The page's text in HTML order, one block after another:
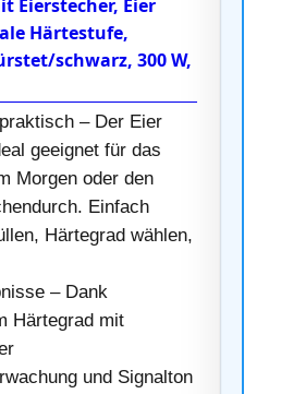
Eierstecher, Eier
Härtestufe,
schwarz, 300 W,
– Der Eier
geeignet für das
Morgen oder den
Einfach
Härtegrad wählen,
– Dank
Härtegrad mit
und Signalton